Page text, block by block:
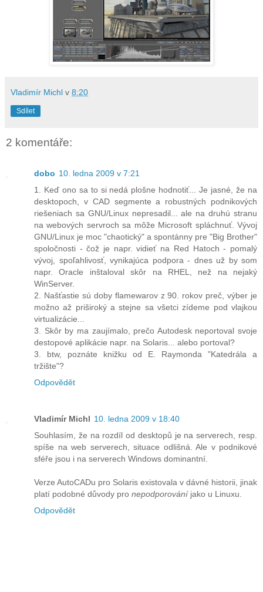
Vladimír Michl v 8:20
Sdílet
2 komentáře:
dobo 10. ledna 2009 v 7:21
1. Keď ono sa to si nedá plošne hodnotiť... Je jasné, že na
desktopoch, v CAD segmente a robustných podnikových
riešeniach sa GNU/Linux nepresadil... ale na druhú stranu
na webových servroch sa môže Microsoft spláchnuť. Vývoj
GNU/Linux je moc "chaotický" a spontánny pre "Big Brother"
spoločnosti - čož je napr. vidieť na Red Hatoch - pomalý
vývoj, spoľahlivosť, vynikajúca podpora - dnes už by som
napr. Oracle inštaloval skôr na RHEL, než na nejaký
WinServer.
2. Našťastie sú doby flamewarov z 90. rokov preč, výber je
možno až priširoký a stejne sa všetci zídeme pod vlajkou
virtualizácie...
3. Skôr by ma zaujímalo, prečo Autodesk neportoval svoje
destopové aplikácie napr. na Solaris... alebo portoval?
3. btw, poznáte knižku od E. Raymonda "Katedrála a
tržište"?
Odpovědět
Vladimír Michl 10. ledna 2009 v 18:40
Souhlasím, že na rozdíl od desktopů je na serverech, resp.
spíše na web serverech, situace odlišná. Ale v podnikové
sféře jsou i na serverech Windows dominantní.
Verze AutoCADu pro Solaris existovala v dávné historii, jinak
platí podobné důvody pro nepodporováníjako u Linuxu.
Odpovědět